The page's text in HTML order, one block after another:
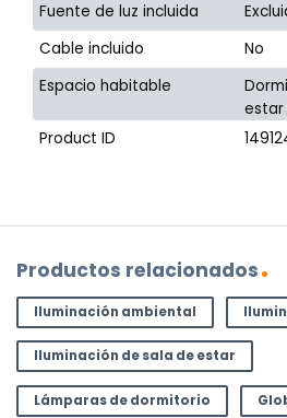
Fuente de luz incluida
Cable incluido
No
Espacio habitable
estar
Product ID
Productos relacionados
Iluminación ambiental
Iluminación de sala de estar
Lámparas de dormitorio